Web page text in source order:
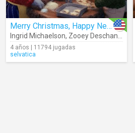
Merry Christmas, Happy New Year
Ingrid Michaelson, Zooey Deschanel
4 años | 11794 jugadas
selvatica